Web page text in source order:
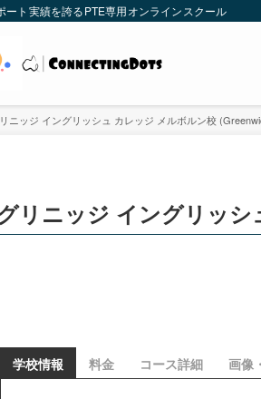
ート実績を誇るPTE専用オンラインスクール
ニッジ イングリッシュ カレッジ メルボルン校
リニッジ イングリッ
学校情報 料金 コース詳細 画像